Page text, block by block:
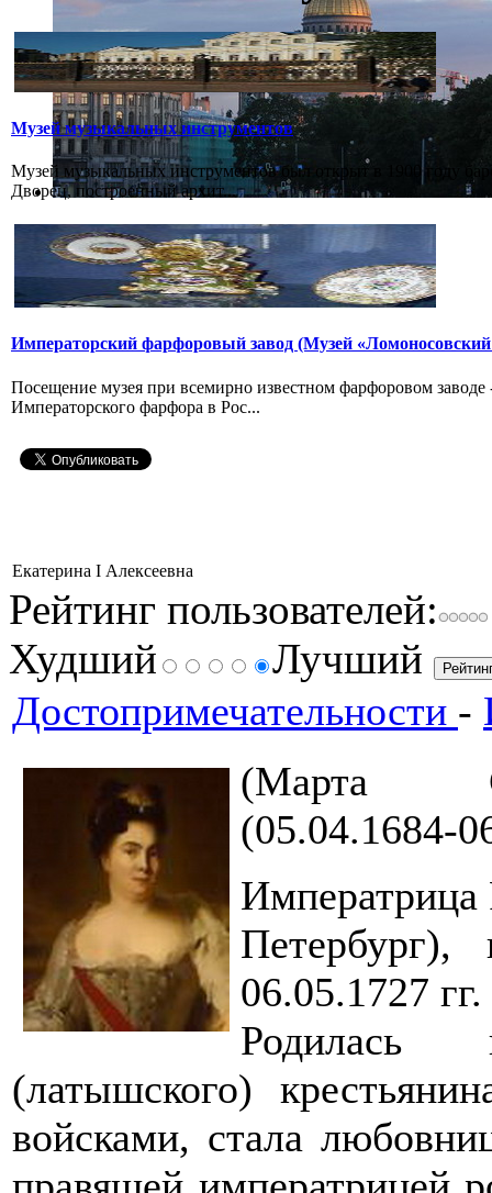
Музей музыкальных инструментов
Музей музыкальных инструментов был открыт в 1900 году
Дворец, построенный архит...
Императорский фарфоровый завод (Музей
Посещение музея при всемирно известном фарфоровом
Императорского фарфора в Рос...
Екатерина I Алексеевна
Рейтинг пользователей:
Худший
Лучший
Достопримечательности -
(Марта
(05.04.1684-
Императрица
06.05.1727 гг.
Родилась
(латышского)
войсками, стала